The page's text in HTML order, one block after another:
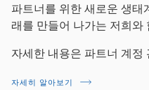
파트너를 위한 새로운 생태
래를 만들어 나가는 저희와
자세한 내용은 파트너 계
자세히 알아보기